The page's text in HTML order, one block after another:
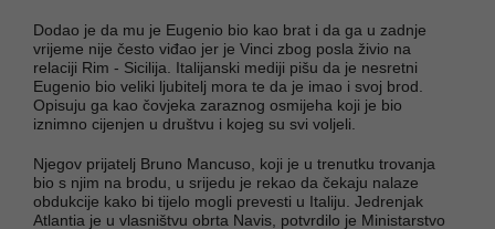
Dodao je da mu je Eugenio bio kao brat i da ga u zadnje
vrijeme nije često viđao jer je Vinci zbog posla živio na
relaciji Rim - Sicilija. Italijanski mediji pišu da je nesretni
Eugenio bio veliki ljubitelj mora te da je imao i svoj brod.
Opisuju ga kao čovjeka zaraznog osmijeha koji je bio
iznimno cijenjen u društvu i kojeg su svi voljeli.
Njegov prijatelj Bruno Mancuso, koji je u trenutku trovanja
bio s njim na brodu, u srijedu je rekao da čekaju nalaze
obdukcije kako bi tijelo mogli prevesti u Italiju. Jedrenjak
Atlantia je u vlasništvu obrta Navis, potvrdilo je Ministarstvo